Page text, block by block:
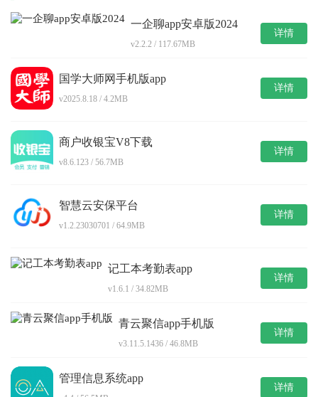
一企聊app安卓版2024
v2.2.2 / 117.67MB
详情
国学大师网手机版app
v2025.8.18 / 4.2MB
详情
商户收银宝V8下载
v8.6.123 / 56.7MB
详情
智慧云安保平台
v1.2.23030701 / 64.9MB
详情
记工本考勤表app
v1.6.1 / 34.82MB
详情
青云聚信app手机版
v3.11.5.1436 / 46.8MB
详情
管理信息系统app
详情